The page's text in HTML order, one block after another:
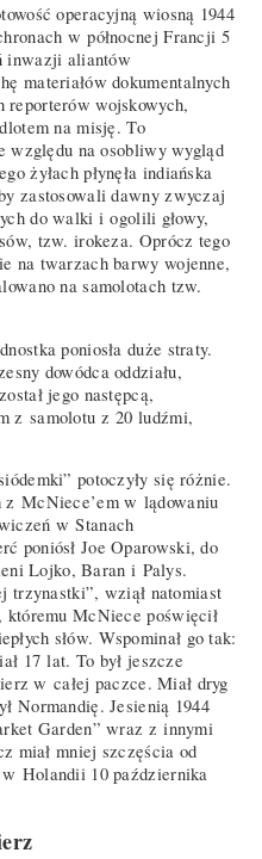
operacyjną wiosną 1944
w północnej Francji 5
inwazji aliantów
materiałów dokumentalnych
reporterów wojskowych,
na misję. To
względu na osobliwy wygląd
żyłach płynęła indiańska
zastosowali dawny zwyczaj
do walki i ogolili głowy,
tzw. irokeza. Oprócz tego
na twarzach barwy wojenne,
na samolotach tzw.
poniosła duże straty.
dowódca oddziału,
jego następcą,
z samolotu z 20 ludźmi,
potoczyły się różnie.
McNiece’em w lądowaniu
w Stanach
poniósł Joe Oparowski, do
Lojko, Baran i Palys.
trzynastki”, wziął natomiast
któremu McNiece poświęcił
słów. Wspominał go tak:
17 lat. To był jeszcze
w całej paczce. Miał dryg
Normandię. Jesienią 1944
Garden” wraz z innymi
miał mniej szczęścia od
Holandii 10 października